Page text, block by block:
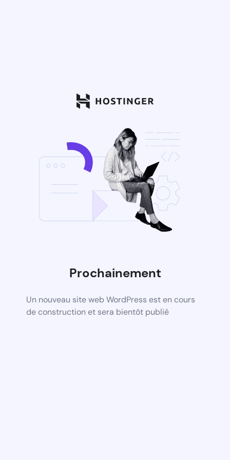
Prochainement
Un nouveau site web WordPress est en cours
de construction et sera bientôt publié